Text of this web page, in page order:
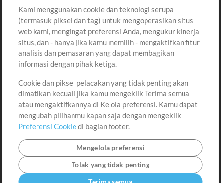
Pembelian
Beli Kredit
Konten Gratis
Permintaan Lagu
Lain-lain
Sesi
Kirimkan musik kamu
Playlist
MT Conference
Akun
Masuk
Daftar
Lihat Keranjang
Kami menggunakan cookie dan teknologi serupa
(termasuk piksel dan tag) untuk mengoperasikan situs
web kami, mengingat preferensi Anda, mengukur kinerja
situs, dan - hanya jika kamu memilih - mengaktifkan fitur
analisis dan pemasaran yang dapat membagikan
informasi dengan pihak ketiga.
Cookie dan piksel pelacakan yang tidak penting akan
dimatikan kecuali jika kamu mengeklik Terima semua
atau mengaktifkannya di Kelola preferensi. Kamu dapat
mengubah pilihanmu kapan saja dengan mengeklik
Preferensi Cookiedi bagian footer.
Mengelola preferensi
Tolak yang tidak penting
Terima semua